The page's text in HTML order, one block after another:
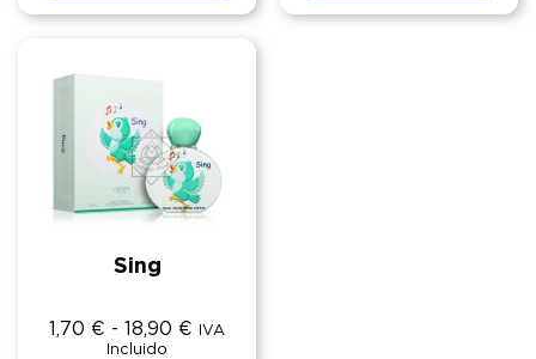
Sing
1,70 € - 18,90 €
IVA
Incluido